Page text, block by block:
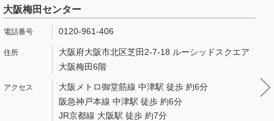
大阪梅田センター
0120-961-406
大阪府大阪市北区芝田2-7-18 ルーシッドスクエア
大阪梅田6階
大阪メトロ御堂筋線 中津駅 徒歩 約6分
阪急神戸本線 中津駅 徒歩 約6分
JR京都線 大阪駅 徒歩 約7分